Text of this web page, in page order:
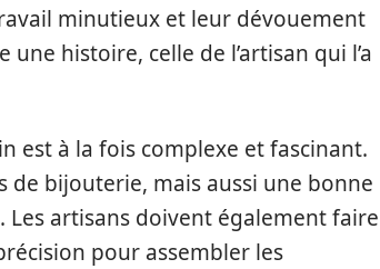
minutieux et leur dévouement
histoire, celle de l’artisan qui l’a
est à la fois complexe et fascinant.
de bijouterie, mais aussi une bonne
artisans doivent également faire
pour assembler les